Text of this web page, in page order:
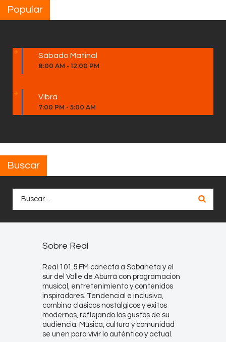
Popular
Sábado Matinal
8:00 AM - 12:00 PM
Vibra
7:00 PM - 5:00 AM
Buscar
Sobre Real
Real 101.5 FM conecta a Sabaneta y el
sur del Valle de Aburrá con programación
musical, entretenimiento y contenidos
inspiradores. Tendencial e inclusiva,
combina clásicos nostálgicos y éxitos
modernos, reflejando los gustos de su
audiencia. Música, cultura y comunidad
se unen para vivir lo auténtico y actual.